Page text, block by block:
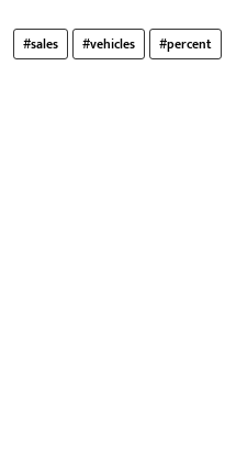
#sales #vehicles #percent